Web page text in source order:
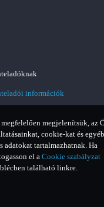
megjelenítsük, az
cookie-kat és egyéb
adatokat tartalmazhatnak. Ha
el a Cookie szabályzat
található linkre.
információk